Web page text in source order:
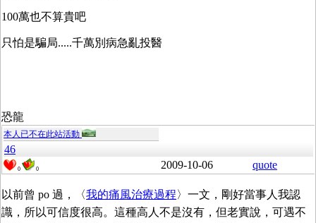
100萬也不算貴吧
只怕是騙局.....千萬別病急亂投醫
恐龍
本人已不在此站活動
46
0 0 2009-10-06 quote
以前曾 po 過，〈我的痛風治療過程〉一文，剛好當事人我認
識，所以可信度很高。這種高人不是沒有，但老實說，可遇不